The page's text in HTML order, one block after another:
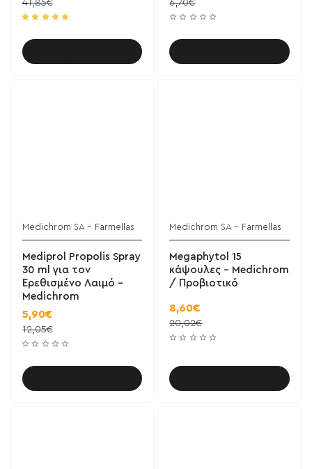
41,85€ 6,70€
Medichrom SA - Farmellas
Mediprol Propolis Spray
30 ml για τον
Ερεθισμένο Λαιμό -
Medichrom
5,90€
12,05€
Medichrom SA - Farmellas
Megaphytol 15
κάψουλες - Medichrom
/ Προβιοτικό
8,60€
20,02€